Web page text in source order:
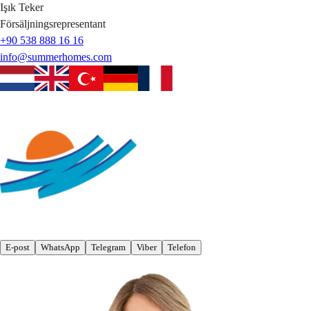
Işık Teker
Försäljningsrepresentant
+90 538 888 16 16
info@summerhomes.com
E-post WhatsApp Telegram Viber Telefon